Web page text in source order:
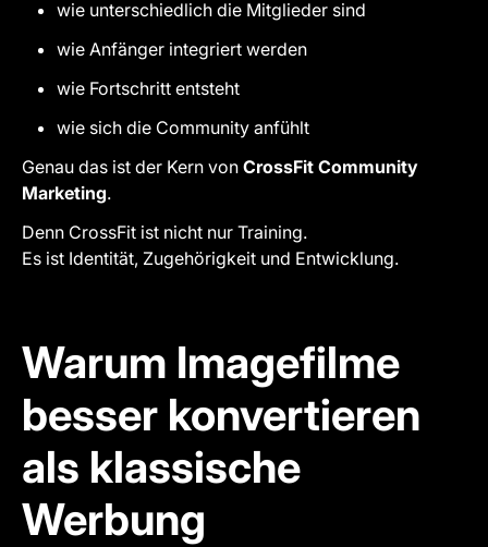
wie unterschiedlich die Mitglieder sind
wie Anfänger integriert werden
wie Fortschritt entsteht
wie sich die Community anfühlt
Genau das ist der Kern von CrossFit Community
Marketing.
Denn CrossFit ist nicht nur Training.
Es ist Identität, Zugehörigkeit und Entwicklung.
Warum Imagefilme
besser konvertieren
als klassische
Werbung